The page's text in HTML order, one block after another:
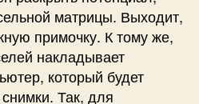
матрицы. Выходит,
примочку. К тому же,
накладывает
который будет
Так, для